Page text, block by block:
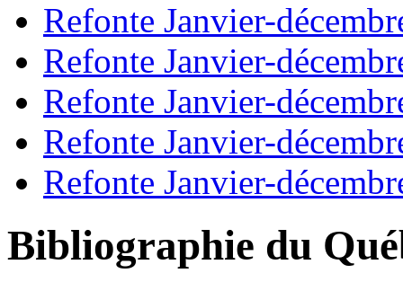
Refonte Janvier-
Refonte Janvier-
Refonte Janvier-
Refonte Janvier-
Refonte Janvier-
Bibliographie du